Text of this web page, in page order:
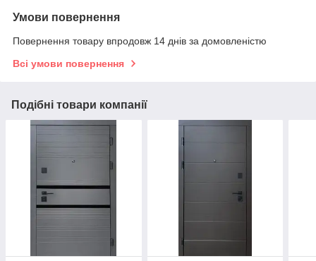
Умови повернення
Повернення товару впродовж 14 днів за домовленістю
Всі умови повернення
Подібні товари компанії